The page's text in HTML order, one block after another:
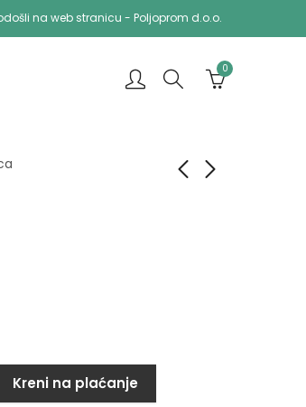
na web stranicu - Poljoprom d.o.o.
0
Kreni na plaćanje